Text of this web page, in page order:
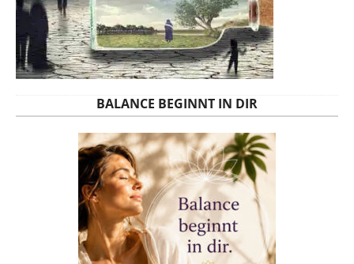
BALANCE BEGINNT IN DIR